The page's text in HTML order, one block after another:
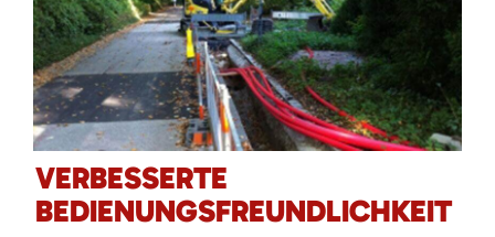
VERBESSERTE
BEDIENUNGSFREUNDLICHKEIT